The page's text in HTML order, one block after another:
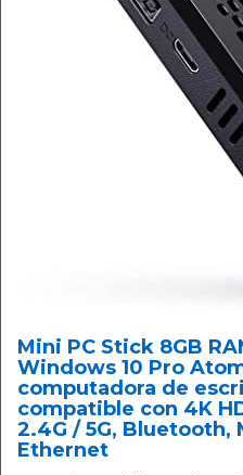
Mini PC Stick 8GB
Windows 10 Pro
computadora de
compatible con 4K
2.4G / 5G, Bluetooth,
Ethernet